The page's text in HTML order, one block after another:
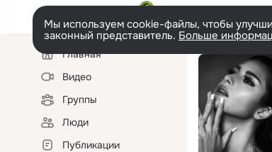
Мы используем cookie-файлы, чтобы
законный представитель. Больше
Левая
колонкаГлавная
Видео
Группы
Люди
Публикации